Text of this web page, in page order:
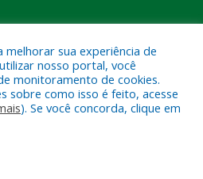
a Prefeitura Municipal de Eldorado
Carajás
o Webmail
melhorar sua experiência de
nosso portal, você
monitoramento de cookies.
sobre como isso é feito, acesse
). Se você concorda, clique em